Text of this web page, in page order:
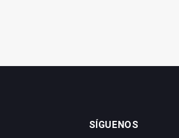
SÍGUENOS